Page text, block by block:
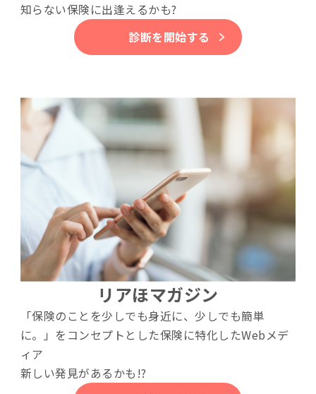
知らない保険に出逢えるかも?
診断を開始する
リアほマガジン
「保険のことを少しでも身近に、少しでも簡単
に。」をコンセプトとした保険に特化したWebメデ
ィア
新しい発見があるかも!?